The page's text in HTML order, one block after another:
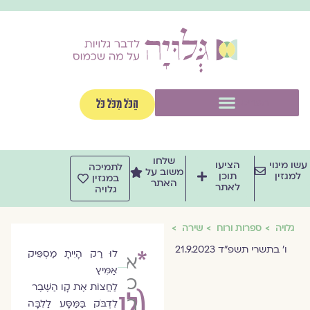
הַכֹּל מִכֹּל כֹּל
מינוי
למגזין
הציעו
תוכן
לאתר
שלחו
משוב על
האתר
לתמיכה
במגזין
גלויה
גלויה ספרות ורוח שירה
ו׳ בתשרי תשפ״ד 21.9.2023
*אורית
כרמל
רפאלי
לוּ רַק הָיִיתָ מַסְפִּיק
אַמִּיץ
לַחֲצוֹת אֶת קָו הַשֶּׁבֶר
לִדְבֹּק בַּמַּסָּע לַלִּבָּה